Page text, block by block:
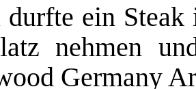
durfte ein
nehmen
Germany